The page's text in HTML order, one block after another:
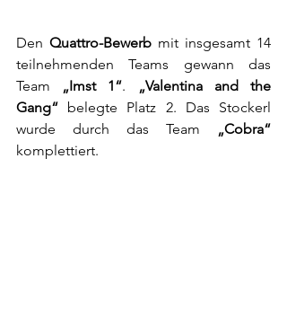
Den Quattro-Bewerb mit insgesamt 14
teilnehmenden Teams gewann das
Team „Imst 1“.
„Valentina and the
Gang“ belegte Platz 2. Das Stockerl
wurde durch das Team
„Cobra“
komplettiert.